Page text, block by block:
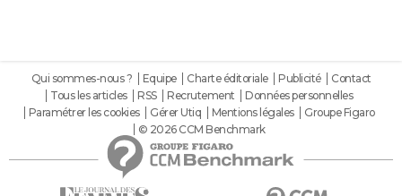
Qui sommes-nous ? Equipe Charte éditoriale Publicité
Contact
Tous les articles
RSS Recrutement
Données personnelles
Paramétrer les cookies
Gérer Utiq Mentions légales
Groupe Figaro
© 2026 CCM Benchmark